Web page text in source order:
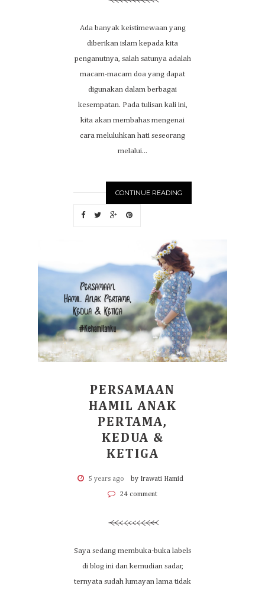
Ada banyak keistimewaan yang
diberikan islam kepada kita
penganutnya, salah satunya adalah
macam-macam doa yang dapat
digunakan dalam berbagai
kesempatan. Pada tulisan kali ini,
kita akan membahas mengenai
cara meluluhkan hati seseorang
melalui...
CONTINUE READING
PERSAMAAN
HAMIL ANAK
PERTAMA,
KEDUA &
KETIGA
5 years ago by Irawati Hamid
24 comment
Saya sedang membuka-buka labels
di blog ini dan kemudian sadar,
ternyata sudah lumayan lama tidak